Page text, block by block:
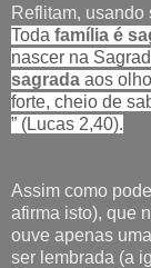
Reflitam,
Toda família é
nascer na
sagrada aos
forte, cheio de
” (Lucas 2,40).
Assim como
afirma isto), que
ouve apenas
ser lembrada (a